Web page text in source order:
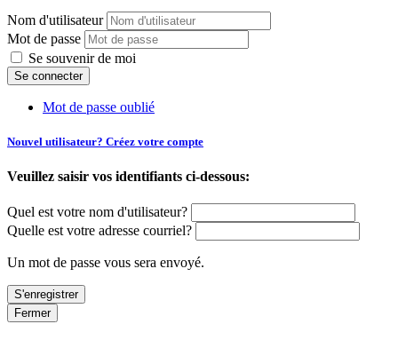
Nom d'utilisateur
Mot de passe
Se souvenir de moi
Mot de passe oublié
Nouvel utilisateur? Créez votre compte
Veuillez saisir vos identifiants ci-dessous:
Quel est votre nom d'utilisateur?
Quelle est votre adresse courriel?
Un mot de passe vous sera envoyé.
Fermer